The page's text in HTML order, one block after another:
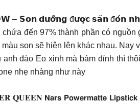
– 𝗦𝗼𝗻 𝗱𝘂̛𝗼̛̃𝗻𝗴 đ𝘂̛𝗼̛̣𝗰 𝘀𝗮̆𝗻 đ𝗼́𝗻
đến 97% thành phần có
màu son sẽ hiện lên khác nhau.
đào Eo xinh mà bám đỉnh thì
nhẹ nhàng như này
𝐐𝐔𝐄𝐄𝐍 𝗡𝗮𝗿𝘀 𝗣𝗼𝘄𝗲𝗿𝗺𝗮𝘁𝘁𝗲